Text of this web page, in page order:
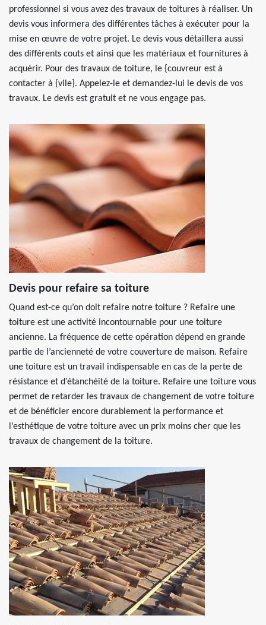
professionnel si vous avez des travaux de toitures à réaliser. Un
devis vous informera des différentes tâches à exécuter pour la
mise en œuvre de votre projet. Le devis vous détaillera aussi
des différents couts et ainsi que les matériaux et fournitures à
acquérir. Pour des travaux de toiture, le {couvreur est à
contacter à {vile}. Appelez-le et demandez-lui le devis de vos
travaux. Le devis est gratuit et ne vous engage pas.
Devis pour refaire sa toiture
Quand est-ce qu’on doit refaire notre toiture ? Refaire une
toiture est une activité incontournable pour une toiture
ancienne. La fréquence de cette opération dépend en grande
partie de l’ancienneté de votre couverture de maison. Refaire
une toiture est un travail indispensable en cas de la perte de
résistance et d’étanchéité de la toiture. Refaire une toiture vous
permet de retarder les travaux de changement de votre toiture
et de bénéficier encore durablement la performance et
l’esthétique de votre toiture avec un prix moins cher que les
travaux de changement de la toiture.